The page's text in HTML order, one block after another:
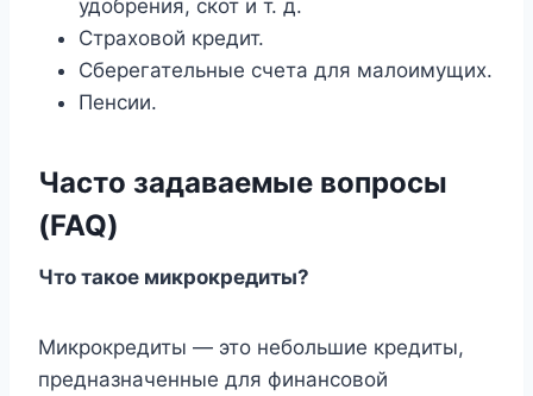
удобрения, скот и т. д.
Страховой кредит.
Сберегательные счета для малоимущих.
Пенсии.
Часто задаваемые вопросы
(FAQ)
Что такое микрокредиты?
Микрокредиты — это небольшие кредиты,
предназначенные для финансовой